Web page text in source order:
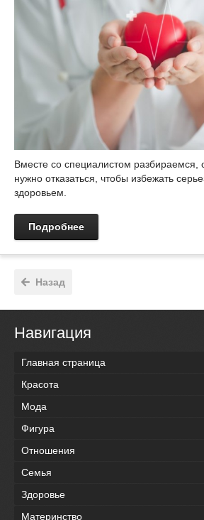
Вместе со специалистом разбираемся,
нужно отказаться, чтобы избежать
здоровьем.
Подробнее
Назад
Навигация
Главная страница
Красота
Мода
Фигура
Отношения
Семья
Здоровье
Материнство